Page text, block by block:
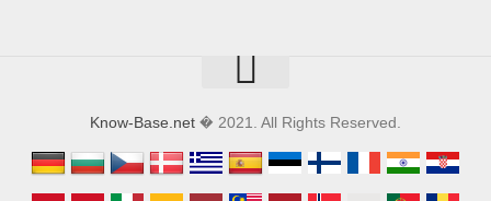
Know-Base.net � 2021. All Rights Reserved.